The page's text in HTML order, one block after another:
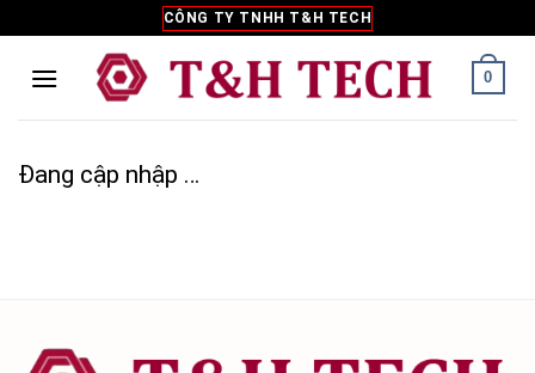
to
content
CÔNG TY TNHH T&H TECH
0
Đang cập nhập …